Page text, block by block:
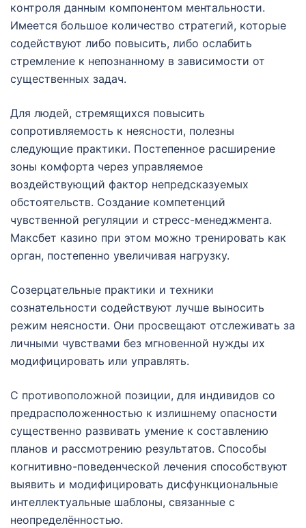
контроля данным компонентом ментальности.
Имеется большое количество стратегий, которые
содействуют либо повысить, либо ослабить
стремление к непознанному в зависимости от
существенных задач.
Для людей, стремящихся повысить
сопротивляемость к неясности, полезны
следующие практики. Постепенное расширение
зоны комфорта через управляемое
воздействующий фактор непредсказуемых
обстоятельств. Создание компетенций
чувственной регуляции и стресс-менеджмента.
Максбет казино при этом можно тренировать как
орган, постепенно увеличивая нагрузку.
Созерцательные практики и техники
сознательности содействуют лучше выносить
режим неясности. Они просвещают отслеживать за
личными чувствами без мгновенной нужды их
модифицировать или управлять.
С противоположной позиции, для индивидов со
предрасположенностью к излишнему опасности
существенно развивать умение к составлению
планов и рассмотрению результатов. Способы
когнитивно-поведенческой лечения способствуют
выявить и модифицировать дисфункциональные
интеллектуальные шаблоны, связанные с
неопределённостью.